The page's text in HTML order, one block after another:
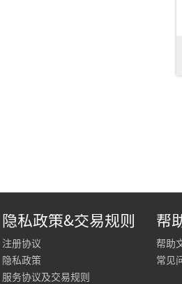
隐私政策&交易规则
注册协议
隐私政策
服务协议及交易规则
帮
帮助
常见